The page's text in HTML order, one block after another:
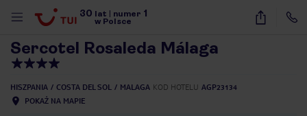
30 lat numer 1
w Polsce
31
Sercotel Rosaleda Málaga
HISZPANIA COSTA DEL SOL MALAGA KOD HOTELU AGP23134
POKAŻ NA MAPIE